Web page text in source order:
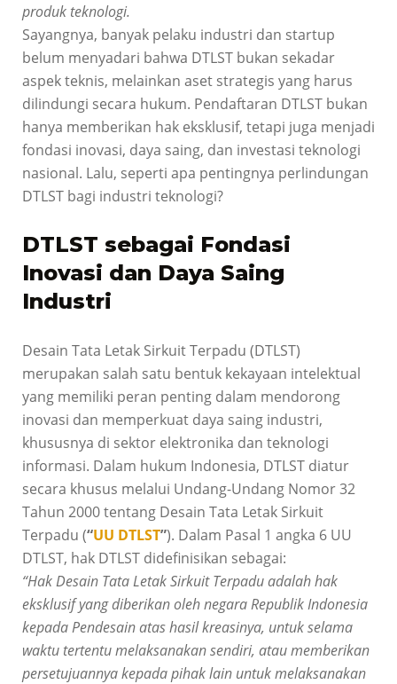
produk teknologi.
Sayangnya, banyak pelaku industri dan startup
belum menyadari bahwa DTLST bukan sekadar
aspek teknis, melainkan aset strategis yang harus
dilindungi secara hukum. Pendaftaran DTLST bukan
hanya memberikan hak eksklusif, tetapi juga menjadi
fondasi inovasi, daya saing, dan investasi teknologi
nasional. Lalu, seperti apa pentingnya perlindungan
DTLST bagi industri teknologi?
DTLST sebagai Fondasi
Inovasi dan Daya Saing
Industri
Desain Tata Letak Sirkuit Terpadu (DTLST)
merupakan salah satu bentuk kekayaan intelektual
yang memiliki peran penting dalam mendorong
inovasi dan memperkuat daya saing industri,
khususnya di sektor elektronika dan teknologi
informasi. Dalam hukum Indonesia, DTLST diatur
secara khusus melalui Undang-Undang Nomor 32
Tahun 2000 tentang Desain Tata Letak Sirkuit
Terpadu (“UU DTLST”). Dalam Pasal 1 angka 6 UU
DTLST, hak DTLST didefinisikan sebagai:
“Hak Desain Tata Letak Sirkuit Terpadu adalah hak
eksklusif yang diberikan oleh negara Republik Indonesia
kepada Pendesain atas hasil kreasinya, untuk selama
waktu tertentu melaksanakan sendiri, atau memberikan
persetujuannya kepada pihak lain untuk melaksanakan